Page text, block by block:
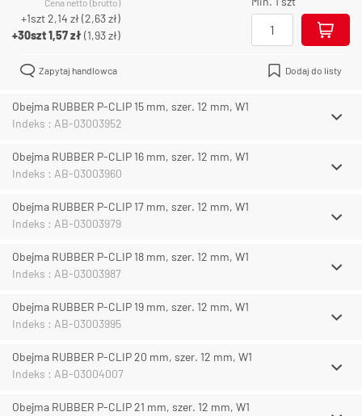
Cena netto (brutto)
+1szt2,14 zł(2,63 zł)
+30szt1,57 zł(1,93 zł)
Zapytaj handlowca Dodaj do listy
Obejma RUBBER P-CLIP 15 mm, szer. 12 mm, W1
Indeks : AB-03003952
Obejma RUBBER P-CLIP 16 mm, szer. 12 mm, W1
Indeks : AB-03003960
Obejma RUBBER P-CLIP 17 mm, szer. 12 mm, W1
Indeks : AB-03003979
Obejma RUBBER P-CLIP 18 mm, szer. 12 mm, W1
Indeks : AB-03003987
Obejma RUBBER P-CLIP 19 mm, szer. 12 mm, W1
Indeks : AB-03003995
Obejma RUBBER P-CLIP 20 mm, szer. 12 mm, W1
Indeks : AB-03004007
Obejma RUBBER P-CLIP 21 mm, szer. 12 mm, W1